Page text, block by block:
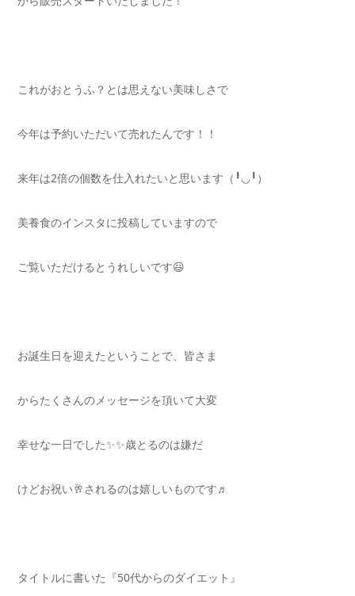
これがおとうふ？とは思えない美味しさで
今年は予約いただいて売れたんです！！
来年は2倍の個数を仕入れたいと思います（╹◡╹）
美養食のインスタに投稿していますので
ご覧いただけるとうれしいです😃
お誕生日を迎えたということで、皆さま
からたくさんのメッセージを頂いて大変
幸せな一日でした✨✨歳とるのは嫌だ
けどお祝い🥂されるのは嬉しいものです♬
タイトルに書いた『50代からのダイエット』